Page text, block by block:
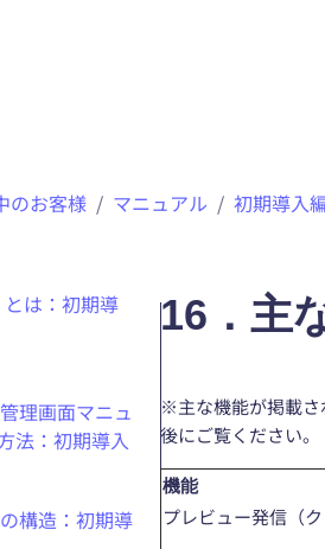
のお客様 マニュアル 初期導入
は：初期導
理画面マニュ
法：初期導入
構造：初期導
16．主
※主な機能が掲載さ
後にご覧ください。
機能
プレビュー発信（ク